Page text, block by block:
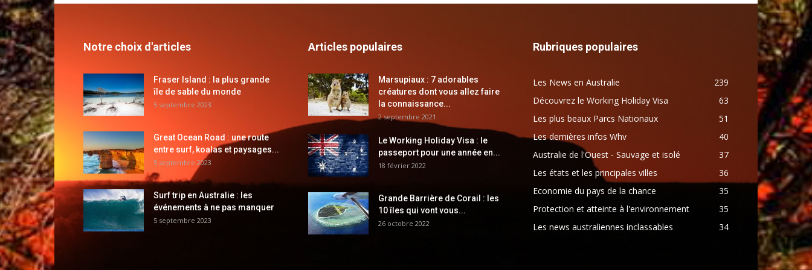
Notre choix d'articles
Fraser Island : la plus grande
île de sable du monde
5 septembre 2023
Great Ocean Road : une route
entre surf, koalas et paysages...
5 septembre 2023
Surf trip en Australie : les
événements à ne pas manquer
5 septembre 2023
Articles populaires
Marsupiaux : 7 adorables
créatures dont vous allez faire
la connaissance...
2 septembre 2021
Le Working Holiday Visa : le
passeport pour une année en...
18 février 2022
Grande Barrière de Corail : les
10 îles qui vont vous...
26 octobre 2022
Rubriques populaires
Les News en Australie
239
Découvrez le Working Holiday Visa
63
Les plus beaux Parcs Nationaux
51
Les dernières infos Whv
40
Australie de l'Ouest - Sauvage et isolé
37
Les états et les principales villes
36
Economie du pays de la chance
35
Protection et atteinte à l'environnement
35
Les news australiennes inclassables
34